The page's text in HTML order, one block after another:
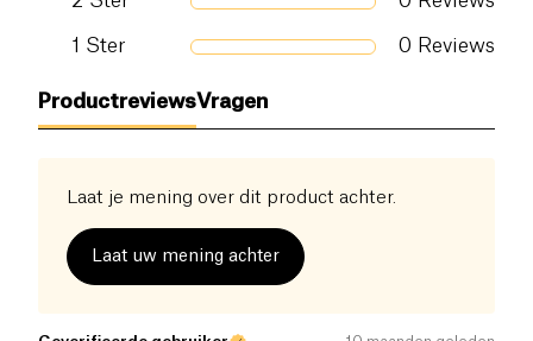
1 Ster 0 Reviews
ProductreviewsVragen
Laat je mening over dit product achter.
Laat uw mening achter